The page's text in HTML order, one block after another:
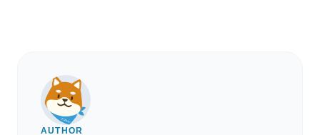
AUTHOR